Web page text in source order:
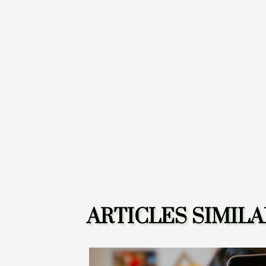
ARTICLES